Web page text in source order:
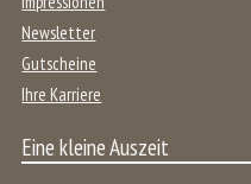
Newsletter
Gutscheine
Ihre Karriere
Eine kleine Auszeit